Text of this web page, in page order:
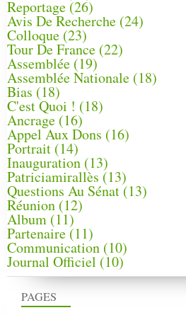
PAGES
Reportage (26)
Avis De Recherche (24)
Colloque (23)
Tour De France (22)
Assemblée (19)
Assemblée Nationale (18)
Bias (18)
C'est Quoi ! (18)
Ancrage (16)
Appel Aux Dons (16)
Portrait (14)
Inauguration (13)
Patriciamirallès (13)
Questions Au Sénat(13)
Réunion (12)
Album (11)
Partenaire(11)
Communication (10)
Journal Officiel (10)